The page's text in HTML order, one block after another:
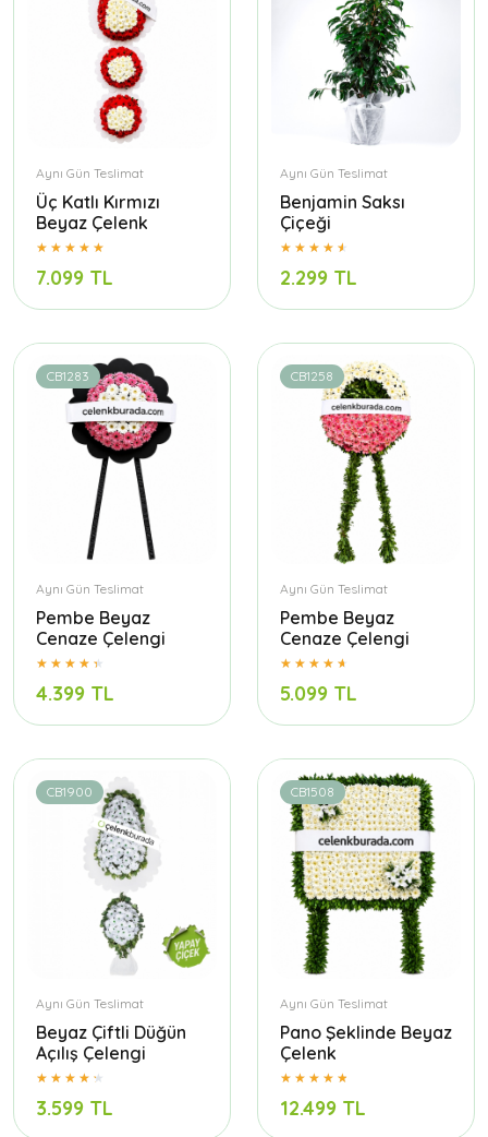
Aynı Gün Teslimat
Üç Katlı Kırmızı
Beyaz Çelenk
7.099 TL
Aynı Gün Teslimat
Benjamin Saksı
Çiçeği
2.299 TL
CB1283
Aynı Gün Teslimat
Pembe Beyaz
Cenaze Çelengi
4.399 TL
CB1258
Aynı Gün Teslimat
Pembe Beyaz
Cenaze Çelengi
5.099 TL
CB1900
Aynı Gün Teslimat
Beyaz Çiftli Düğün
Açılış Çelengi
3.599 TL
CB1508
Aynı Gün Teslimat
Pano Şeklinde Beyaz
Çelenk
12.499 TL